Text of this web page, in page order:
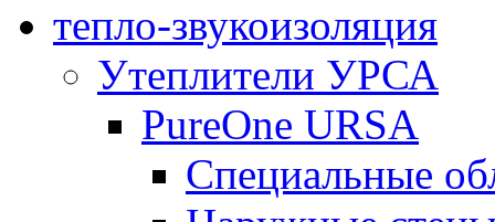
тепло-звукоизоляция
Утеплители УРСА
PureOne URSA
Специальные